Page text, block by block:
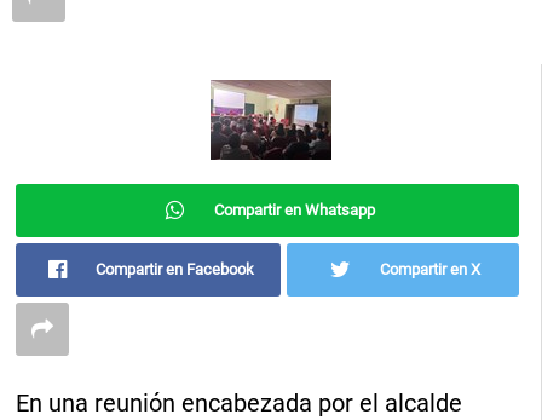
Compartir en Whatsapp
Compartir en Facebook Compartir en X
En una reunión encabezada por el alcalde